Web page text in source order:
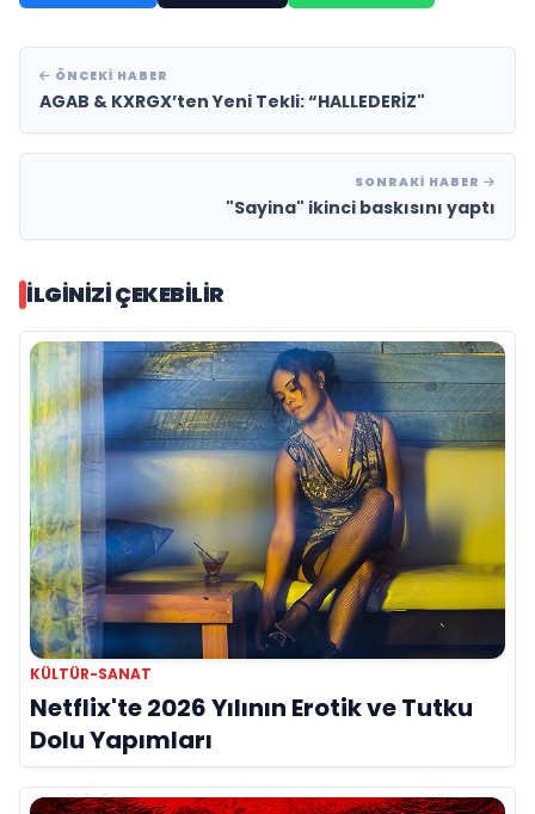
ÖNCEKI HABER
AGAB & KXRGX’ten Yeni Tekli: “HALLEDERİZ"
SONRAKI HABER
"Sayina" ikinci baskısını yaptı
İLGINIZI ÇEKEBILIR
KÜLTÜR-SANAT
Netflix'te 2026 Yılının Erotik ve Tutku
Dolu Yapımları